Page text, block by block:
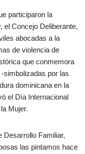
participaron la
el Concejo Deliberante,
abocadas a la
de violencia de
que conmemora
simbolizadas por las
dominicana en la
el Día Internacional
Mujer.
Desarrollo Familiar,
las pintamos hace